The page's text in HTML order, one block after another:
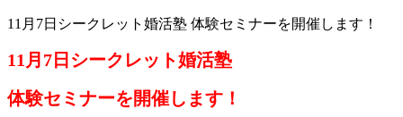
11月7日シークレット婚活塾 体験セミナーを開催します！
11月7日シークレット婚活塾
体験セミナーを開催します！